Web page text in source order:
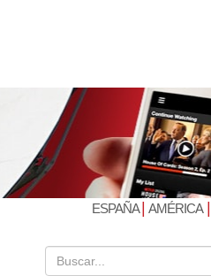
ESPAÑA| AMÉRICA|